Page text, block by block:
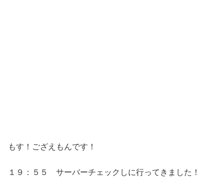
もす！ござえもんです！
１９：５５ サーバーチェックしに行ってきました！